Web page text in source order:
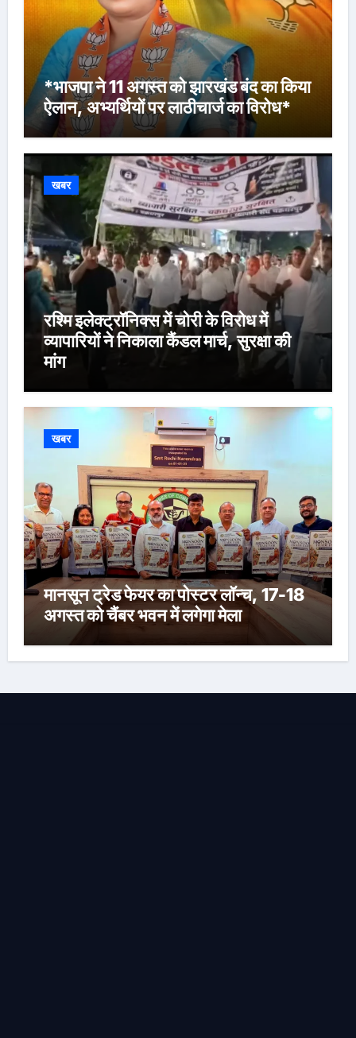
*भाजपा ने 11 अगस्त को झारखंड बंद का किया
ऐलान, अभ्यर्थियों पर लाठीचार्ज का विरोध*
खबर
रश्मि इलेक्ट्रॉनिक्स में चोरी के विरोध में
व्यापारियों ने निकाला कैंडल मार्च, सुरक्षा की
मांग
खबर
मानसून ट्रेड फेयर का पोस्टर लॉन्च, 17-18
अगस्त को चैंबर भवन में लगेगा मेला